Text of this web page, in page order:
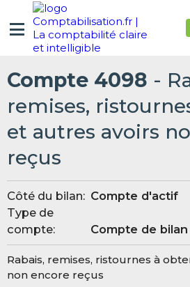
Compte 4098 -
remises,
et autres avoirs
reçus
Côté du bilan: Compte d'actif
Type de
compte:
Compte de bilan
Rabais, remises, ristournes à
non encore reçus